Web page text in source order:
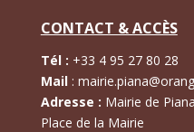
CONTACT & ACCÈS
Tél : +33 4 95 27 80 28
Mail:
Adresse : Mairie de Piana
Place de la Mairie